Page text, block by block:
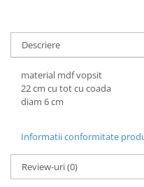
Linere
Pixuri
Stilouri
Laminatoare si accesorii
Lipici
Lipici Solid
Lipici Lichid
Descriere
material mdf vopsit
22 cm cu tot cu coada
diam 6 cm
Informatii conformitate
Review-uri(0)